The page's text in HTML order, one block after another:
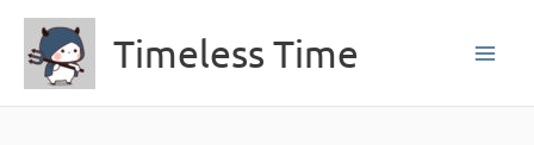
容
Timeless Time